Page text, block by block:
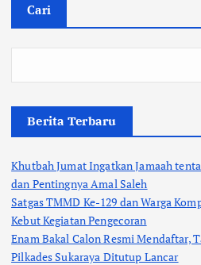
Cari
Berita Terbaru
Khutbah Jumat Ingatkan Jamaah
dan Pentingnya Amal Saleh
Satgas TMMD Ke-129 dan Warga
Kebut Kegiatan Pengecoran
Enam Bakal Calon Resmi Mendaftar,
Pilkades Sukaraya Ditutup Lancar